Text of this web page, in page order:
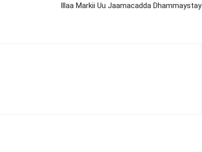
Illaa Markii Uu Jaamacadda Dhammaystay